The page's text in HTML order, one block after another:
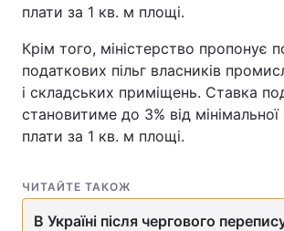
плати за 1 кв. м площі.
Крім того, міністерство пропонує
податкових пільг власників
і складських приміщень. Ставка
становитиме до 3% від мінімальної
плати за 1 кв. м площі.
ЧИТАЙТЕ ТАКОЖ
В Україні після чергового